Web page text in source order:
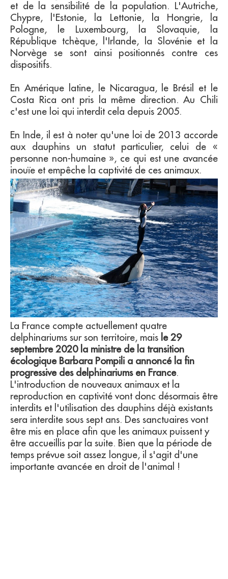
et de la sensibilité de la population. L'Autriche,
Chypre, l'Estonie, la Lettonie, la Hongrie, la
Pologne, le Luxembourg, la Slovaquie, la
République tchèque, l'Irlande, la Slovénie et la
Norvège se sont ainsi positionnés contre ces
dispositifs.
En Amérique latine, le Nicaragua, le Brésil et le
Costa Rica ont pris la même direction. Au Chili
c'est une loi qui interdit cela depuis 2005.
En Inde, il est à noter qu'une loi de 2013 accorde
aux dauphins un statut particulier, celui de «
personne non-humaine », ce qui est une avancée
inouïe et empêche la captivité de ces animaux.
La France compte actuellement quatre
delphinariums sur son territoire, mais le 29
septembre 2020 la ministre de la transition
écologique Barbara Pompili a annoncé la fin
progressive des delphinariums en France.
L'introduction de nouveaux animaux et la
reproduction en captivité vont donc désormais être
interdits et l'utilisation des dauphins déjà existants
sera interdite sous sept ans. Des sanctuaires vont
être mis en place afin que les animaux puissent y
être accueillis par la suite. Bien que la période de
temps prévue soit assez longue, il s'agit d'une
importante avancée en droit de l'animal !